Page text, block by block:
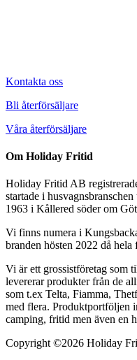
Kontakta oss
Bli återförsäljare
Våra återförsäljare
Om Holiday Fritid
Holiday Fritid AB
startade i
1963 i Kållered söder om
Vi finns numera i
branden hösten 2022 då
Vi är ett grossistföretag som
levererar produkter från de
som t.ex Telta, Fiamma,
med flera. Produktportföljen
camping, fritid men även en
Copyright ©2026 Holiday